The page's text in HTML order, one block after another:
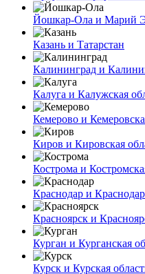
Йошкар-Ола и Марий
Казань и Татарстан
Калининград и
Калуга и Калужская
Кемерово и
Киров и Кировская
Кострома и
Краснодар и
Красноярск и
Курган и Курганская
Курск и Курская